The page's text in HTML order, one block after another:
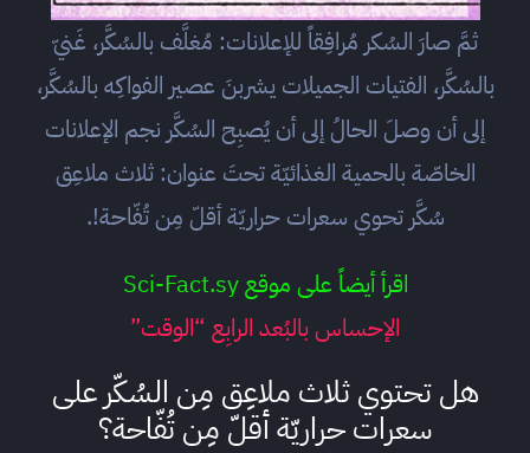
ثمَّ صارَ السُكر مُرافِقاً للإعلانات: مُغلَّف بالسُكَّر، غَنيّ
بالسُكَّر، الفتيات الجميلات يشربنَ عصير الفواكِه بالسُكَّر،
إلى أن وصلَ الحالُ إلى أن يُصبِح السُكَّر نجم الإعلانات
الخاصّة بالحمية الغذائيّة تحتَ عنوان: ثلاث ملاعِق
سُكَّر تحوي سعرات حراريّة أقلّ مِن تُفّاحة!.
اقرأ أيضاً على موقع Sci-Fact.sy
الإحساس بالبُعد الرابِع “الوقت”
هل تحتوي ثلاث ملاعِق مِن السُكّر على
سعرات حراريّة أقلّ مِن تُفّاحة؟